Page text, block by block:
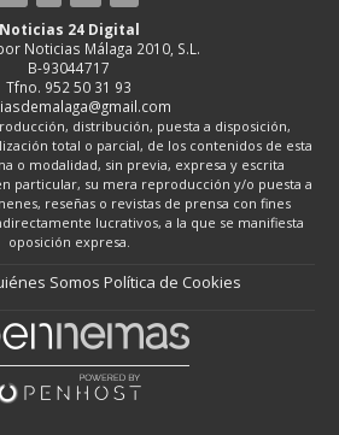
Noticias 24 Digital
Noticias Málaga 2010, S.L.
B-93044717
Tfno. 952 50 31 93
distribución, puesta a disposición,
total o parcial, de los contenidos de esta
o modalidad, sin previa, expresa y escrita
particular, su mera reproducción y/o puesta a
reseñas o revistas de prensa con fines
lucrativos, a la que se manifiesta
oposición expresa.
Somos Política de Cookies